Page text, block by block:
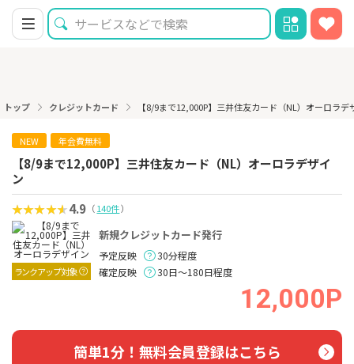
トップ クレジットカード 【8/9まで12,000P】三井住友カード（NL）オーロラデ
NEW 年会費無料
【8/9まで12,000P】三井住友カード（NL）オーロラデザイ
ン
4.9 （140件）
ランクアップ対象
新規クレジットカード発行
予定反映
30分程度
確定反映
30日～180日程度
12,000P
簡単1分！無料会員登録はこちら